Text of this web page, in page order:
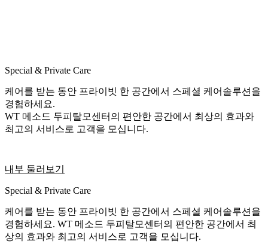
Special & Private Care
케어를 받는 동안 프라이빗 한 공간에서 스페셜 케어솔루션을
경험하세요.
WT 메소드 두피탈모센터의 편안한 공간에서 최상의 효과와
최고의 서비스로 고객을 모십니다.
내부 둘러보기
Special & Private Care
케어를 받는 동안 프라이빗 한 공간에서 스페셜 케어솔루션을
경험하세요. WT 메소드 두피탈모센터의 편안한 공간에서 최
상의 효과와 최고의 서비스로 고객을 모십니다.